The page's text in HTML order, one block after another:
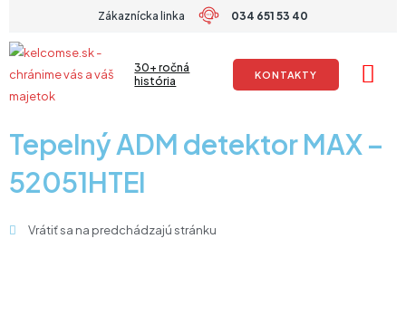
obsah
Zákaznícka linka 034 651 53 40
30+ ročná
história
KONTAKTY
Tepelný ADM detektor MAX –
52051HTEI
Vrátiť sa na predchádzajú stránku